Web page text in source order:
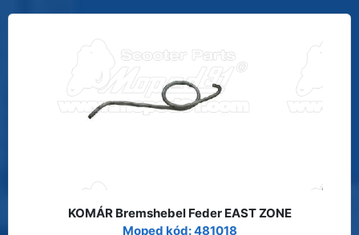
KOMÁR Bremshebel Feder EAST ZONE
Moped kód: 481018